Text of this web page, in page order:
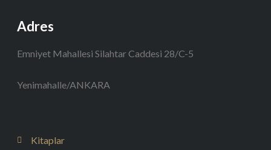
Adres
Emniyet Mahallesi Silahtar Caddesi 28/C-5
Yenimahalle/ANKARA
Kitaplar